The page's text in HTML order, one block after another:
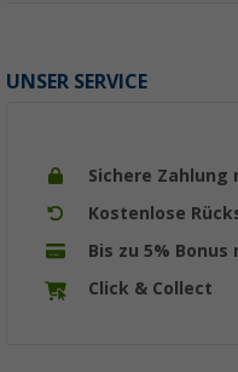
UNSER SERVICE
Sichere Zahlung
Kostenlose
Bis zu 5%
Click & Collect